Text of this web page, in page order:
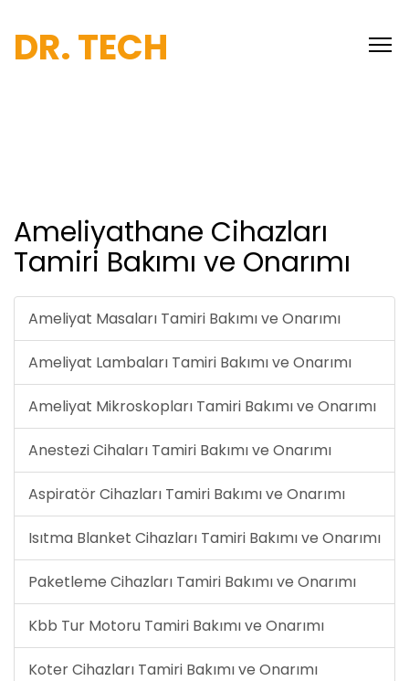
DR. TECH
Ameliyathane Cihazları
Tamiri Bakımı ve Onarımı
Ameliyat Masaları Tamiri Bakımı ve Onarımı
Ameliyat Lambaları Tamiri Bakımı ve Onarımı
Ameliyat Mikroskopları Tamiri Bakımı ve Onarımı
Anestezi Cihaları Tamiri Bakımı ve Onarımı
Aspiratör Cihazları Tamiri Bakımı ve Onarımı
Isıtma Blanket Cihazları Tamiri Bakımı ve Onarımı
Paketleme Cihazları Tamiri Bakımı ve Onarımı
Kbb Tur Motoru Tamiri Bakımı ve Onarımı
Koter Cihazları Tamiri Bakımı ve Onarımı